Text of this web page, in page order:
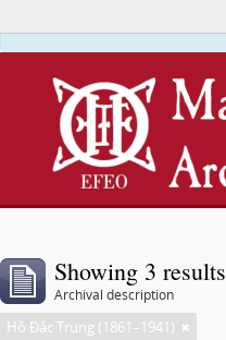
Showing 3 results
Archival description
Hồ Đắc Trung (1861–1941)